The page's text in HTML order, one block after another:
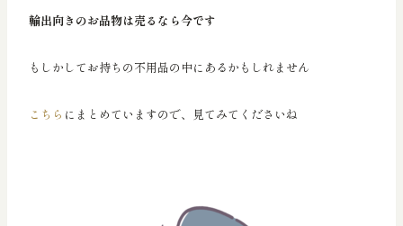
輸出向きのお品物は売るなら今です
もしかしてお持ちの不用品の中にあるかもしれません
こちら にまとめていますので、見てみてくださいね